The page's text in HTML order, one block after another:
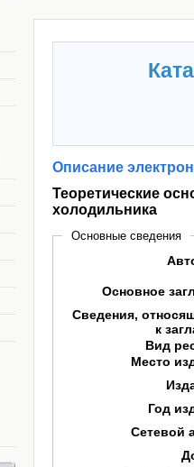
Описание
Теоретические
холодильника
Основные сведения
Основное
Сведения,
к
Вид
Место
Год
Сетевой